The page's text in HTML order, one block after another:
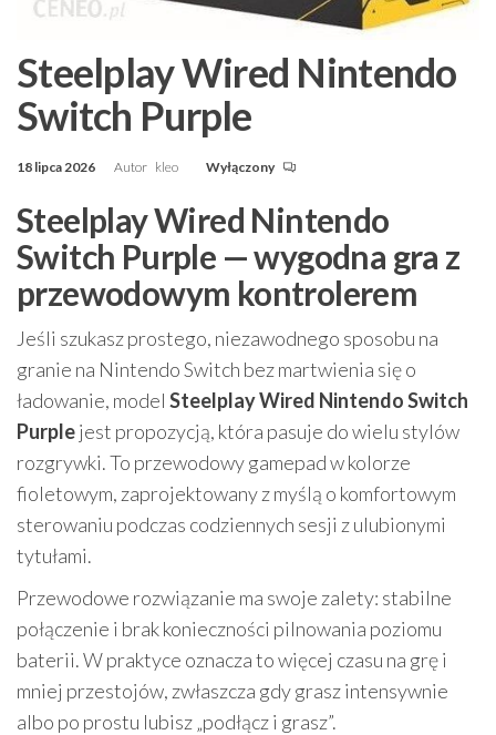
Steelplay Wired Nintendo
Switch Purple
18 lipca 2026 Autor kleo Wyłączony
Steelplay Wired Nintendo
Switch Purple — wygodna gra z
przewodowym kontrolerem
Jeśli szukasz prostego, niezawodnego sposobu na
granie na Nintendo Switch bez martwienia się o
ładowanie, model Steelplay Wired Nintendo Switch
Purplejest propozycją, która pasuje do wielu stylów
rozgrywki. To przewodowy gamepad w kolorze
fioletowym, zaprojektowany z myślą o komfortowym
sterowaniu podczas codziennych sesji z ulubionymi
tytułami.
Przewodowe rozwiązanie ma swoje zalety: stabilne
połączenie i brak konieczności pilnowania poziomu
baterii. W praktyce oznacza to więcej czasu na grę i
mniej przestojów, zwłaszcza gdy grasz intensywnie
albo po prostu lubisz „podłącz i grasz”.